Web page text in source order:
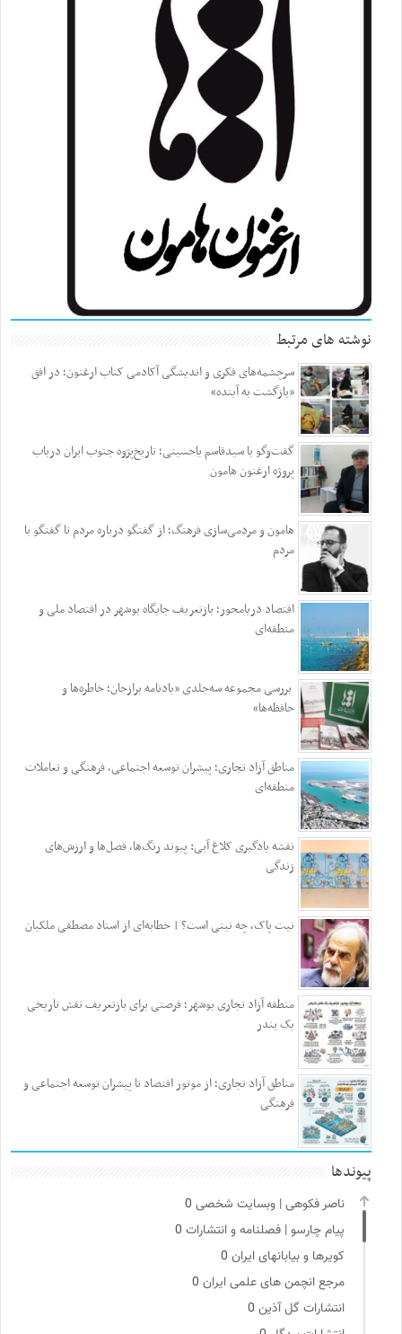
نوشته های مرتبط
سرچشمه‌های فکری و اندیشگی آکادمی کتاب ارغنون؛ در افق
«بازگشت به آینده»
گفت‌وگو با سیدقاسم یاحسینی؛ تاریخ‌پژوه جنوب ایران درباب
پروژه ارغنون هامون
هامون و مردمی‌سازی فرهنگ؛ از گفتگو درباره مردم تا گفتگو با
مردم
اقتصاد دریامحور؛ بازتعریف جایگاه بوشهر در اقتصاد ملی و
منطقه‌ای
بررسی مجموعه سه‌جلدی «یادنامه برازجان؛ خاطره‌ها و
حافظه‌ها»
مناطق آزاد تجاری؛ پیشران توسعه اجتماعی، فرهنگی و تعاملات
منطقه‌ای
نقشه یادگیری کلاغ آبی: پیوند رنگ‌ها، فصل‌ها و ارزش‌های
زندگی
نیت پاک، چه نیتی است؟ | خطابه‌ای از استاد مصطفی ملکیان
منطقه آزاد تجاری بوشهر؛ فرصتی برای بازتعریف نقش تاریخی
یک بندر
مناطق آزاد تجاری؛ از موتور اقتصاد تا پیشران توسعه اجتماعی و
فرهنگی
پیوندها
ناصر فکوهی | وبسایت شخصی
پیام چارسو | فصلنامه و انتشارات
کویرها و بیابانهای ایران
مرجع انچمن های علمی ایران
انتشارات گل آذین